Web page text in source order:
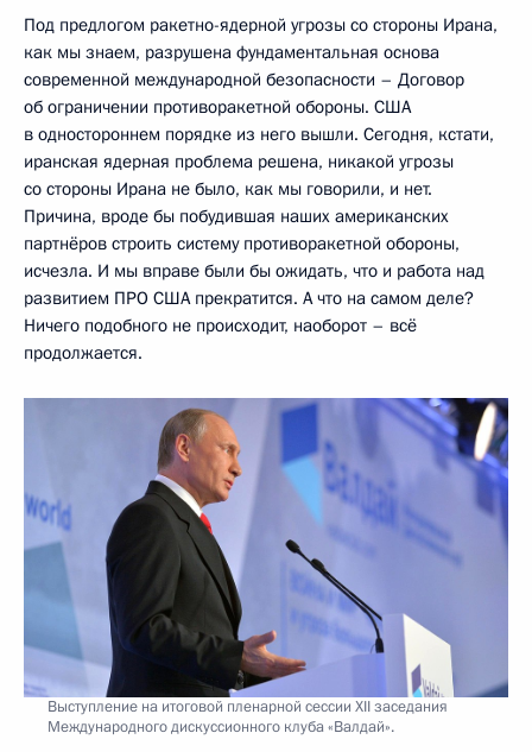
Под предлогом ракетно-ядерной угрозы со стороны Ирана,
как мы знаем, разрушена фундаментальная основа
современной международной безопасности – Договор
об ограничении противоракетной обороны. США
в одностороннем порядке из него вышли. Сегодня, кстати,
иранская ядерная проблема решена, никакой угрозы
со стороны Ирана не было, как мы говорили, и нет.
Причина, вроде бы побудившая наших американских
партнёров строить систему противоракетной обороны,
исчезла. И мы вправе были бы ожидать, что и работа над
развитием ПРО США прекратится. А что на самом деле?
Ничего подобного не происходит, наоборот – всё
продолжается.
Выступление на итоговой пленарной сессии XII заседания
Международного дискуссионного клуба «Валдай».